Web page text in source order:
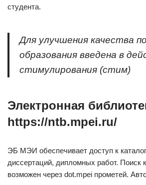
студента.
Для улучшения качества
образования введена в
стимулирования (стим)
Электронная
https://ntb.mpei.ru/
ЭБ МЭИ обеспечивает доступ к
диссертаций, дипломных работ. Поиск
возможен через dot.mpei прометей.